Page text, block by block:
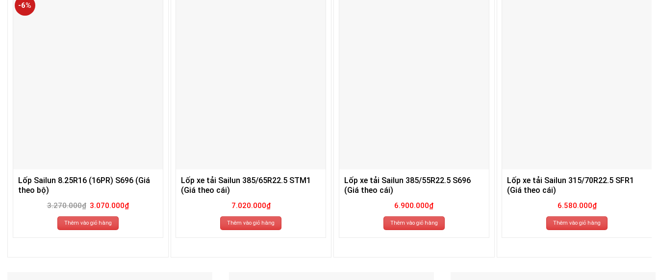
-6%
Lốp Sailun 8.25R16 (16PR) S696 (Giá
theo bộ)
3.270.000₫ Giá
gốc
là:
3.270.000₫.
3.070.000₫Giá
Thêm vào giỏ hàng
Lốp xe tải Sailun 385/65R22.5 STM1
(Giá theo cái)
7.020.000₫
Thêm vào giỏ hàng
Lốp xe tải Sailun 385/55R22.5 S696
(Giá theo cái)
6.900.000₫
Thêm vào giỏ hàng
Lốp xe tải Sailun 315/70R22.5 SFR1
(Giá theo cái)
6.580.000₫
Thêm vào giỏ hàng